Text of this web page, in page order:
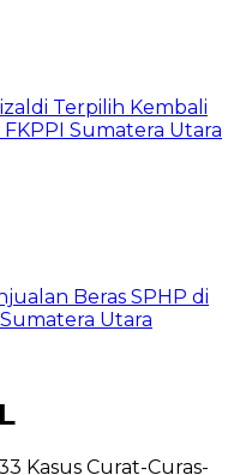
Terpilih Kembali
Sumatera Utara
Beras SPHP di
Utara